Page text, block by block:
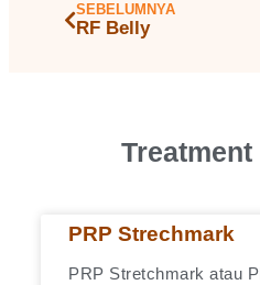
SEBELUMNYA
RF Belly
PRP Strechmark
PRP Stretchmark atau